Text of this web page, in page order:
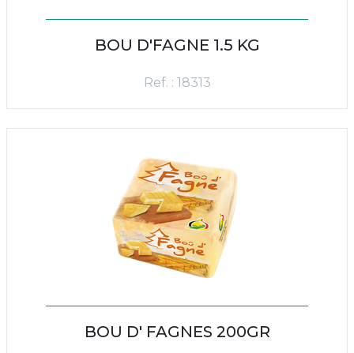
BOU D'FAGNE 1.5 KG
Ref. : 18313
BOU D' FAGNES 200GR